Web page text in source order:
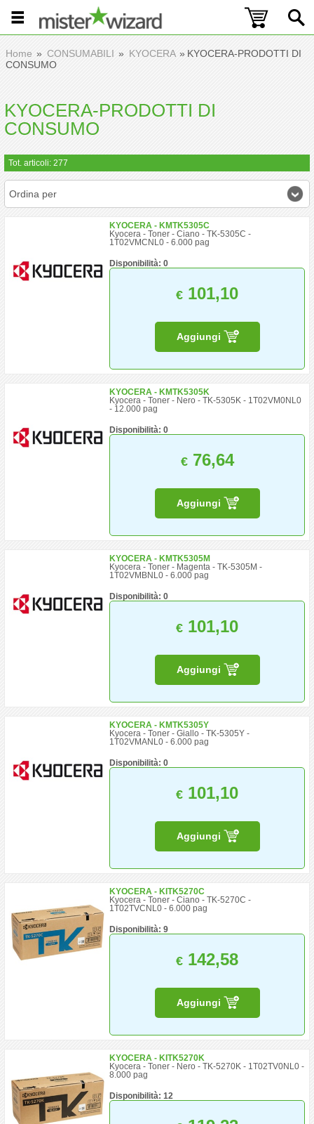
Home CONSUMABILI KYOCERA
KYOCERA-PRODOTTI DI
CONSUMO
KYOCERA-PRODOTTI DI
CONSUMO
Tot. articoli: 277
Ordina per
KYOCERA - KMTK5305C
Kyocera - Toner - Ciano - TK-5305C -
1T02VMCNL0 - 6.000 pag
Disponibilità: 0
€ 101,10
Aggiungi
KYOCERA - KMTK5305K
Kyocera - Toner - Nero - TK-5305K - 1T02VM0NL0
- 12.000 pag
Disponibilità: 0
€76,64
Aggiungi
KYOCERA - KMTK5305M
Kyocera - Toner - Magenta - TK-5305M -
1T02VMBNL0 - 6.000 pag
Disponibilità: 0
€ 101,10
Aggiungi
KYOCERA - KMTK5305Y
Kyocera - Toner - Giallo - TK-5305Y -
1T02VMANL0 - 6.000 pag
Disponibilità: 0
€ 101,10
Aggiungi
KYOCERA - KITK5270C
Kyocera - Toner - Ciano - TK-5270C -
1T02TVCNL0 - 6.000 pag
Disponibilità: 9
€ 142,58
Aggiungi
KYOCERA - KITK5270K
Kyocera - Toner - Nero - TK-5270K - 1T02TV0NL0 -
8.000 pag
Disponibilità: 12